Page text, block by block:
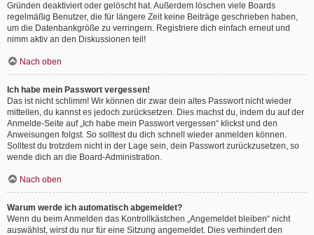
Gründen deaktiviert oder gelöscht hat. Außerdem löschen viele Boards
regelmäßig Benutzer, die für längere Zeit keine Beiträge geschrieben haben,
um die Datenbankgröße zu verringern. Registriere dich einfach erneut und
nimm aktiv an den Diskussionen teil!
Nach oben
Ich habe mein Passwort vergessen!
Das ist nicht schlimm! Wir können dir zwar dein altes Passwort nicht wieder
mitteilen, du kannst es jedoch zurücksetzen. Dies machst du, indem du auf der
Anmelde-Seite auf „Ich habe mein Passwort vergessen“ klickst und den
Anweisungen folgst. So solltest du dich schnell wieder anmelden können.
Solltest du trotzdem nicht in der Lage sein, dein Passwort zurückzusetzen, so
wende dich an die Board-Administration.
Nach oben
Warum werde ich automatisch abgemeldet?
Wenn du beim Anmelden das Kontrollkästchen „Angemeldet bleiben“ nicht
auswählst, wirst du nur für eine Sitzung angemeldet. Dies verhindert den